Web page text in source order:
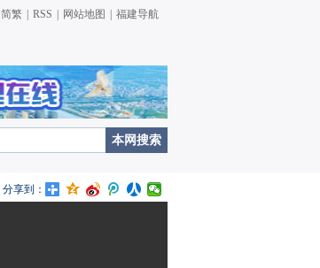
简繁 RSS 网站地图 福建导航
分享到：